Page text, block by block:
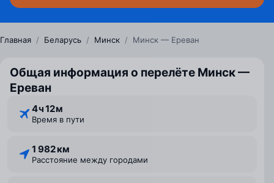
Главная / Беларусь / Минск / Минск — Ереван
Общая информация о перелёте Минск —
Ереван
4 ⁠ч 12 ⁠м
Время в пути
1 982 км
Расстояние между городами